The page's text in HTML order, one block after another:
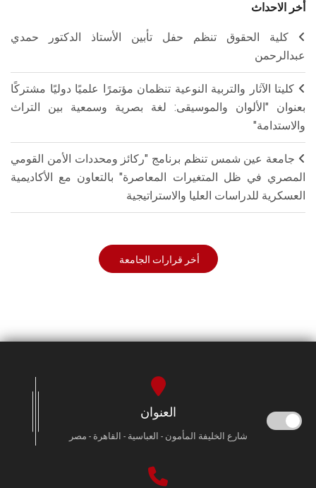
أخر الاحداث
كلية الحقوق تنظم حفل تأبين الأستاذ الدكتور حمدي
عبدالرحمن
كليتا الآثار والتربية النوعية تنظمان مؤتمرًا علميًا دوليًا مشتركًا
بعنوان "الألوان والموسيقى: لغة بصرية وسمعية بين التراث
والاستدامة"
جامعة عين شمس تنظم برنامج "ركائز ومحددات الأمن القومي
المصري في ظل المتغيرات المعاصرة" بالتعاون مع الأكاديمية
العسكرية للدراسات العليا والاستراتيجية
أخر قرارات الجامعة
العنوان
شارع الخليفة المأمون - العباسية - القاهرة - مصر